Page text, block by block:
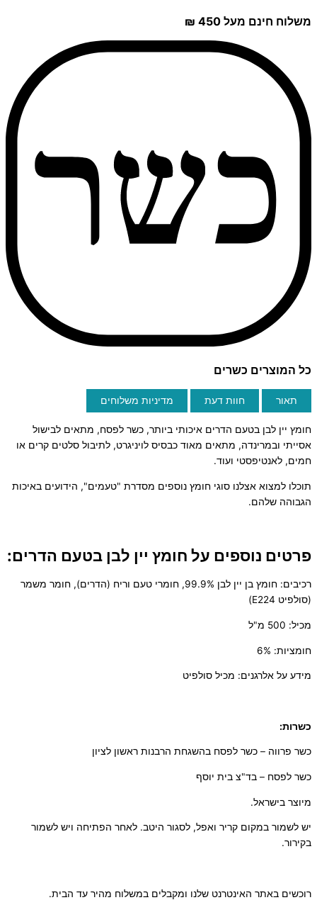
משלוח חינם מעל 450 ₪
כל המוצרים כשרים
תאור חוות דעת מדיניות משלוחים
חומץ יין לבן בטעם הדרים איכותי ביותר, כשר לפסח, מתאים לבישול
אסייתי ובמרינדה, מתאים מאוד כבסיס לויניגרט, לתיבול סלטים קרים או
חמים, לאנטיפסטי ועוד.
תוכלו למצוא אצלנו סוגי חומץ נוספים מסדרת "טעמים", הידועים באיכות
הגבוהה שלהם.
פרטים נוספים על חומץ יין לבן בטעם הדרים:
רכיבים: חומץ בן יין לבן 99.9%, חומרי טעם וריח (הדרים), חומר משמר
(סולפיט E224)
מכיל: 500 מ"ל
חומציות: 6%
מידע על אלרגנים: מכיל סולפיט
כשרות:
כשר פרווה – כשר לפסח בהשגחת הרבנות ראשון לציון
כשר לפסח – בד"צ בית יוסף
מיוצר בישראל.
יש לשמור במקום קריר ואפל, לסגור היטב. לאחר הפתיחה ויש לשמור
בקירור.
רוכשים באתר האינטרנט שלנו ומקבלים במשלוח מהיר עד הבית.